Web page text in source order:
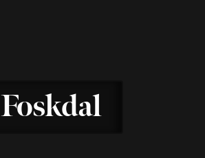
Foskdal